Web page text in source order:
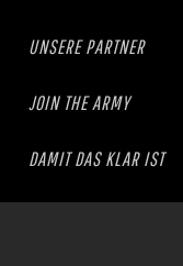
UNSERE PARTNER
JOIN THE ARMY
DAMIT DAS KLAR IST